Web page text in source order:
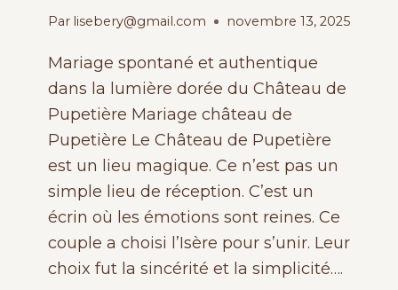
Par lisebery@gmail.com novembre 13, 2025
Mariage spontané et authentique
dans la lumière dorée du Château de
Pupetière Mariage château de
Pupetière Le Château de Pupetière
est un lieu magique. Ce n’est pas un
simple lieu de réception. C’est un
écrin où les émotions sont reines. Ce
couple a choisi l’Isère pour s’unir. Leur
choix fut la sincérité et la simplicité….